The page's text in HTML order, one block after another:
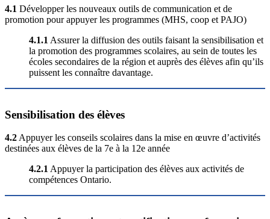
4.1 Développer les nouveaux outils de communication et de
promotion pour appuyer les programmes (MHS, coop et PAJO)
4.1.1 Assurer la diffusion des outils faisant la sensibilisation et
la promotion des programmes scolaires, au sein de toutes les
écoles secondaires de la région et auprès des élèves afin qu’ils
puissent les connaître davantage.
Sensibilisation des élèves
4.2 Appuyer les conseils scolaires dans la mise en œuvre d’activités
destinées aux élèves de la 7e à la 12e année
4.2.1 Appuyer la participation des élèves aux activités de
compétences Ontario.